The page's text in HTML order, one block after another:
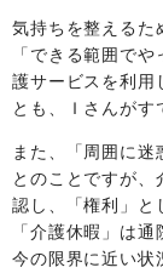
気持ちを整えるた
「できる範囲で
護サービスを利用
とも、Ｉさんがす
また、「周囲に迷
とのことですが
認し、「権利」と
「介護休暇」は
今の限界に近い状